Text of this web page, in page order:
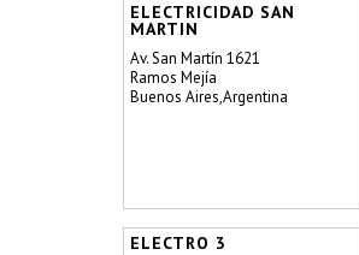
ELECTRICIDAD SAN
MARTIN
Av. San Martín 1621
Ramos Mejía
Buenos Aires,Argentina
ELECTRO 3